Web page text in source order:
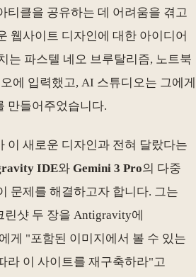
티클을 공유하는 데 어려움을 겪고
웹사이트 디자인에 대한 아이디어
는 파스텔 네오 브루탈리즘, 노트북
에 입력했고, AI 스튜디오는 그에게
만들어주었습니다.
이 새로운 디자인과 전혀 달랐다는
IDE와 Gemini 3 Pro의 다중
문제를 해결하고자 합니다. 그는
샷 두 장을 Antigravity에
게 "포함된 이미지에서 볼 수 있는
라 이 사이트를 재구축하라"고